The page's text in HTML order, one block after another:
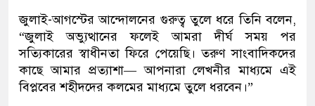
জুলাই-আগস্টের আন্দোলনের গুরুত্ব তুলে ধরে তিনি বলেন,
“জুলাই অভ্যুত্থানের ফলেই আমরা দীর্ঘ সময় পর
সত্যিকারের স্বাধীনতা ফিরে পেয়েছি। তরুণ সাংবাদিকদের
কাছে আমার প্রত্যাশা— আপনারা লেখনীর মাধ্যমে এই
বিপ্লবের শহীদদের কলমের মাধ্যমে তুলে ধরবেন।”